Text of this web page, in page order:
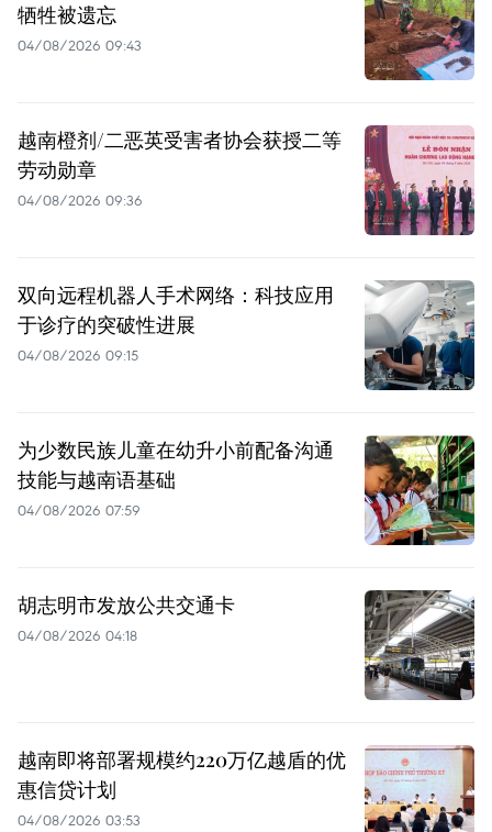
牺牲被遗忘
04/08/2026 09:43
越南橙剂/二恶英受害者协会获授二等
劳动勋章
04/08/2026 09:36
双向远程机器人手术网络：科技应用
于诊疗的突破性进展
04/08/2026 09:15
为少数民族儿童在幼升小前配备沟通
技能与越南语基础
04/08/2026 07:59
胡志明市发放公共交通卡
04/08/2026 04:18
越南即将部署规模约220万亿越盾的优
惠信贷计划
04/08/2026 03:53